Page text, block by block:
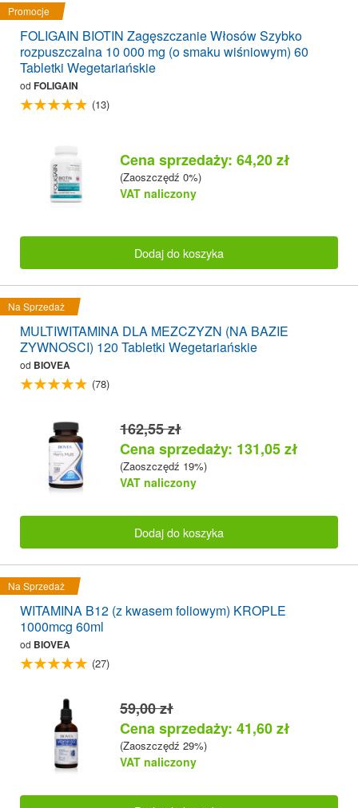
Promocje
FOLIGAIN BIOTIN Zagęszczanie Włosów Szybko
rozpuszczalna 10 000 mg (o smaku wiśniowym) 60
Tabletki Wegetariańskie
od FOLIGAIN
(13)
Cena sprzedaży: 64,20 zł
(Zaoszczędź 0%)
VAT naliczony
Dodaj do koszyka
Na Sprzedaż
MULTIWITAMINA DLA MEZCZYZN (NA BAZIE
ZYWNOSCI) 120 Tabletki Wegetariańskie
od BIOVEA
(78)
162,55 zł
Cena sprzedaży: 131,05 zł
(Zaoszczędź 19%)
VAT naliczony
Dodaj do koszyka
Na Sprzedaż
WITAMINA B12 (z kwasem foliowym) KROPLE
1000mcg 60ml
od BIOVEA
(27)
59,00 zł
Cena sprzedaży: 41,60 zł
(Zaoszczędź 29%)
VAT naliczony